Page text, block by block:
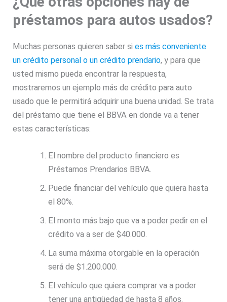
préstamos para autos usados?
Muchas personas quieren saber sies más conveniente
un crédito personal o un crédito prendario, y para que
usted mismo pueda encontrar la respuesta,
mostraremos un ejemplo más de crédito para auto
usado que le permitirá adquirir una buena unidad. Se trata
del préstamo que tiene el BBVA en donde va a tener
estas características:
El nombre del producto financiero es
Préstamos Prendarios BBVA.
Puede financiar del vehículo que quiera hasta
el 80%.
El monto más bajo que va a poder pedir en el
crédito va a ser de $40.000.
La suma máxima otorgable en la operación
será de $1.200.000.
El vehículo que quiera comprar va a poder
tener una antigüedad de hasta 8 años.